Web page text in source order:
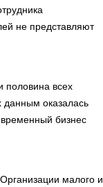
не представляют
половина всех
данным оказалась
бизнес
малого и